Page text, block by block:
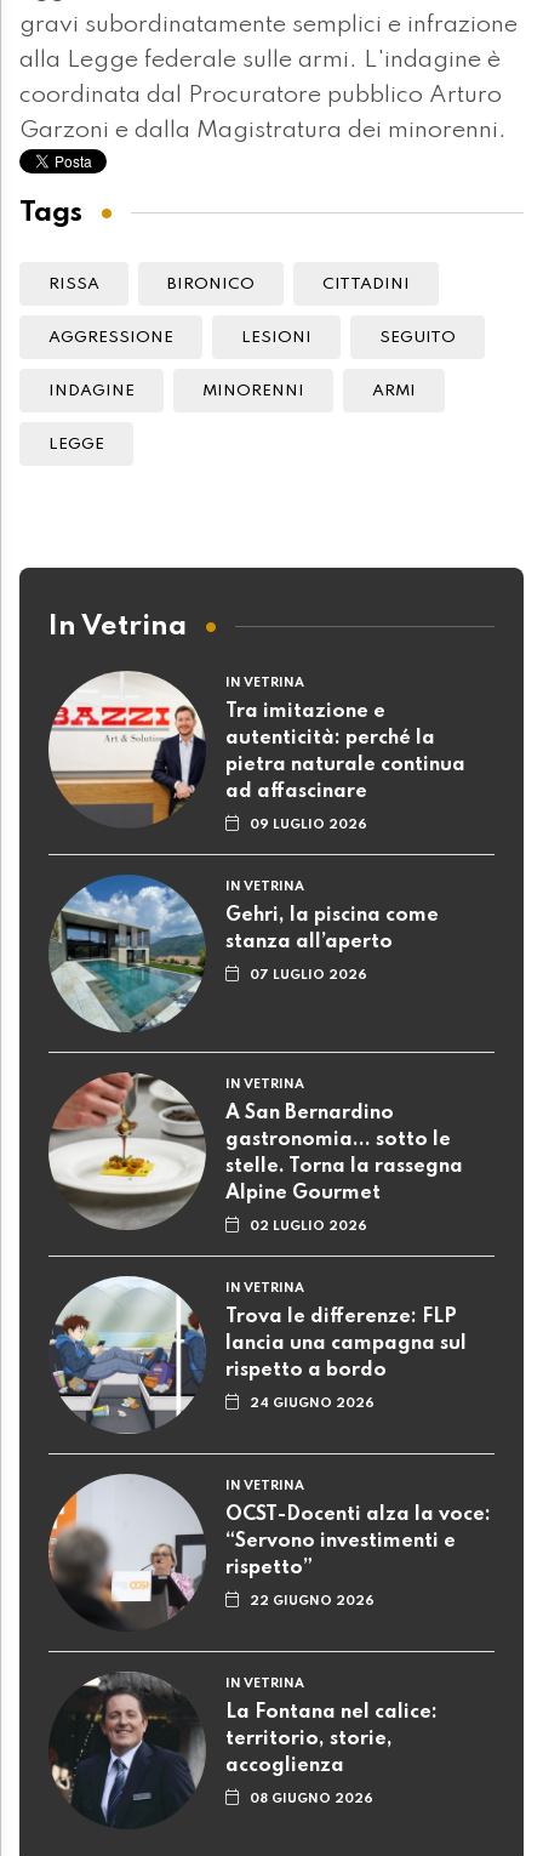
gravi subordinatamente semplici e infrazione
alla Legge federale sulle armi. L'indagine è
coordinata dal Procuratore pubblico Arturo
Garzoni e dalla Magistratura dei minorenni.
Tags
RISSA BIRONICO CITTADINI
AGGRESSIONE LESIONI SEGUITO
INDAGINE MINORENNI ARMI
LEGGE
In Vetrina
IN VETRINA
Tra imitazione e
autenticità: perché la
pietra naturale continua
ad affascinare
09 LUGLIO 2026
IN VETRINA
Gehri, la piscina come
stanza all’aperto
07 LUGLIO 2026
IN VETRINA
A San Bernardino
gastronomia... sotto le
stelle. Torna la rassegna
Alpine Gourmet
02 LUGLIO 2026
IN VETRINA
Trova le differenze: FLP
lancia una campagna sul
rispetto a bordo
24 GIUGNO 2026
IN VETRINA
OCST-Docenti alza la voce:
“Servono investimenti e
rispetto”
22 GIUGNO 2026
IN VETRINA
La Fontana nel calice:
territorio, storie,
accoglienza
08 GIUGNO 2026